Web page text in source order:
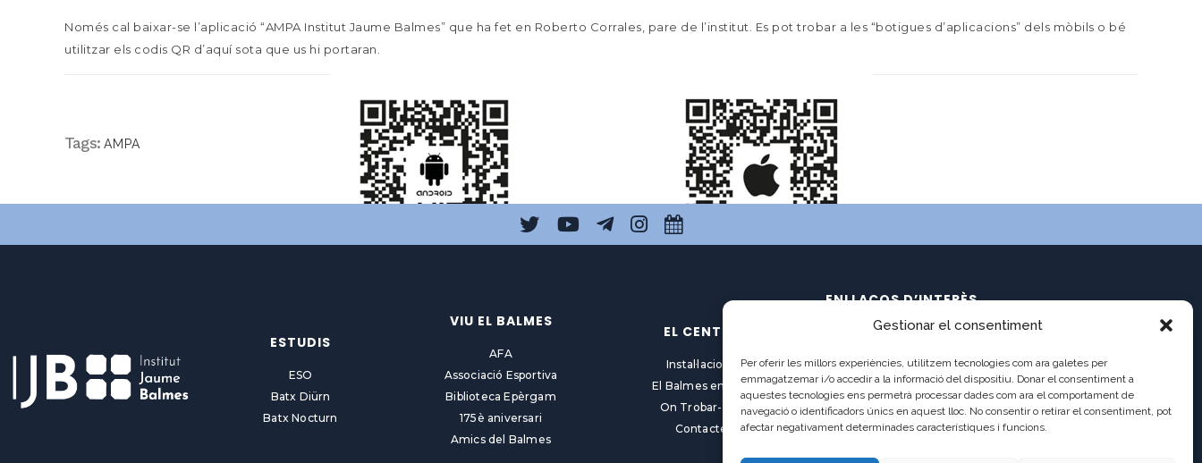
Gestionar el consentiment
Per oferir les millors experiències, utilitzem tecnologies com ara galetes per
emmagatzemar i/o accedir a la informació del dispositiu. Donar el consentiment a
aquestes tecnologies ens permetrà processar dades com ara el comportament de
navegació o identificadors únics en aquest lloc. No consentir o retirar el consentiment, pot
afectar negativament determinades característiques i funcions.
Només cal baixar-se l’aplicació “AMPA Institut Jaume Balmes” que ha fet en Roberto Corrales, pare de l’institut. Es pot trobar a les “botigues d’aplicacions” dels mòbils o bé
utilitzar els codis QR d’aquí sota que us hi portaran.
Tags: AMPA
ESTUDIS
ESO
Batx Diürn
Batx Nocturn
VIU EL BALMES
AFA
Associació Esportiva
Biblioteca Epèrgam
175è aniversari
Amics del Balmes
EL CENTRE
Instal·lacions
El Balmes en línia
On Trobar-nos
Contacte
ENLLAÇOS D’INTERÈS
Calendari
Ràdio Balmes
Balmes TV2
Balmes TV (antic)
08009 Barcelona
a8013111@xtec.cat